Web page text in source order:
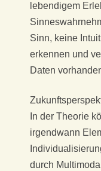
lebendigem
Sinn, keine
erkennen und
Daten
In der Theorie
irgendwann
durch